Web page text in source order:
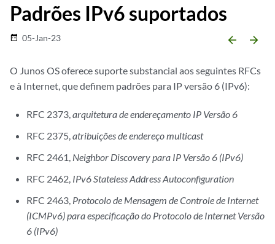
Padrões IPv6 suportados
date_range 05-Jan-23 arrow_backward arrow_forward
O Junos OS oferece suporte substancial aos seguintes RFCs
e à Internet, que definem padrões para IP versão 6 (IPv6):
RFC 2373,arquitetura de endereçamento IP Versão 6
RFC 2375,atribuições de endereço multicast
RFC 2461, Neighbor Discovery para IP Versão 6 (IPv6)
RFC 2462, IPv6 Stateless Address Autoconfiguration
RFC 2463, Protocolo de Mensagem de Controle de Internet
(ICMPv6) para especificação do Protocolo de Internet Versão
6 (IPv6)